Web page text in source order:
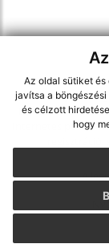
Az oldal sütiket
javítsa a
és célzott
hogy
használja ki a
ECHELON 2
Internetes portál,
A